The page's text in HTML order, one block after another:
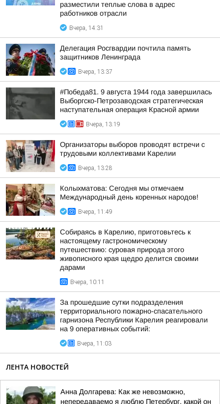
разместили теплые слова в адрес
работников отрасли
Вчера, 14:31
Делегация Росгвардии почтила память
защитников Ленинграда
Вчера, 13:37
#Победа81. 9 августа 1944 года завершилась
Выборгско-Петрозаводская стратегическая
наступательная операция Красной армии
Вчера, 13:19
Организаторы выборов проводят встречи с
трудовыми коллективами Карелии
Вчера, 13:28
Колыхматова: Сегодня мы отмечаем
Международный день коренных народов!
Вчера, 11:49
Собираясь в Карелию, приготовьтесь к
настоящему гастрономическому
путешествию: суровая природа этого
живописного края щедро делится своими
дарами
Вчера, 10:11
За прошедшие сутки подразделения
территориального пожарно-спасательного
гарнизона Республики Карелия реагировали
на 9 оперативных событий:
Вчера, 11:03
ЛЕНТА НОВОСТЕЙ
Анна Долгарева: Как же невозможно,
непередаваемо я люблю Петербург, какой он